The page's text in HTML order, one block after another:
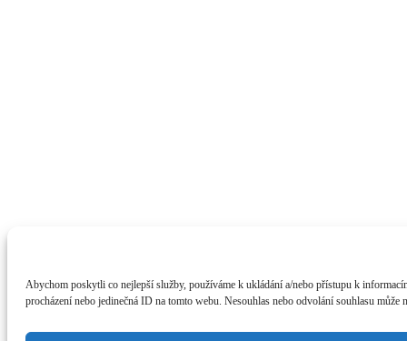
Abychom poskytli co nejlepší služby, používáme k ukládání a/nebo přístupu k
procházení nebo jedinečná ID na tomto webu. Nesouhlas nebo odvolání souhlasu